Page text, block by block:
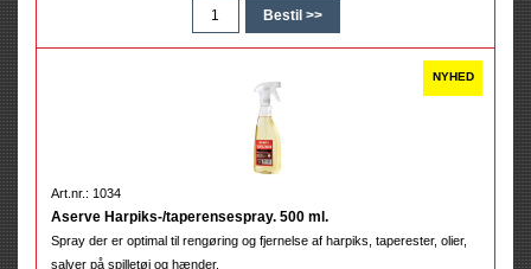
Art.nr.: 1034
Aserve Harpiks-/taperensespray. 500 ml.
Spray der er optimal til rengøring og fjernelse af harpiks, taperester, olier,
salver på spilletøj og hænder.